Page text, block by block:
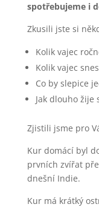
spotřebujeme i
Zkusili jste si
Kolik vajec
Kolik vajec
Co by slepice
Jak dlouho žije
Zjistili jsme pro
Kur domácí byl
prvních zvířat
dnešní Indie.
Kur má krátký